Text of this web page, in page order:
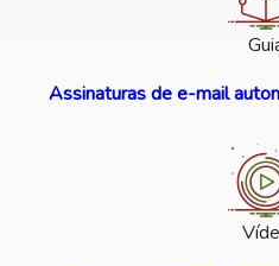
Assinaturas de e-mail